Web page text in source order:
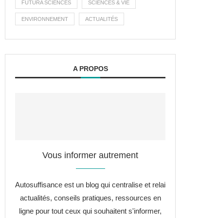
FUTURA SCIENCES SCIENCES & VIE
ENVIRONNEMENT ACTUALITÉS
A PROPOS
Vous informer autrement
Autosuffisance est un blog qui centralise et relai
actualités, conseils pratiques, ressources en
ligne pour tout ceux qui souhaitent s'informer,